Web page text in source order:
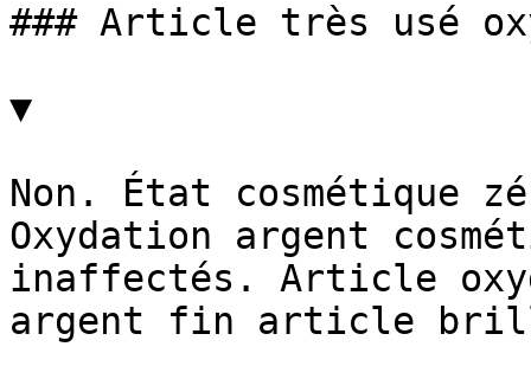
### Article très usé
▼
Non. État cosmétique
Oxydation argent
inaffectés. Article
argent fin article